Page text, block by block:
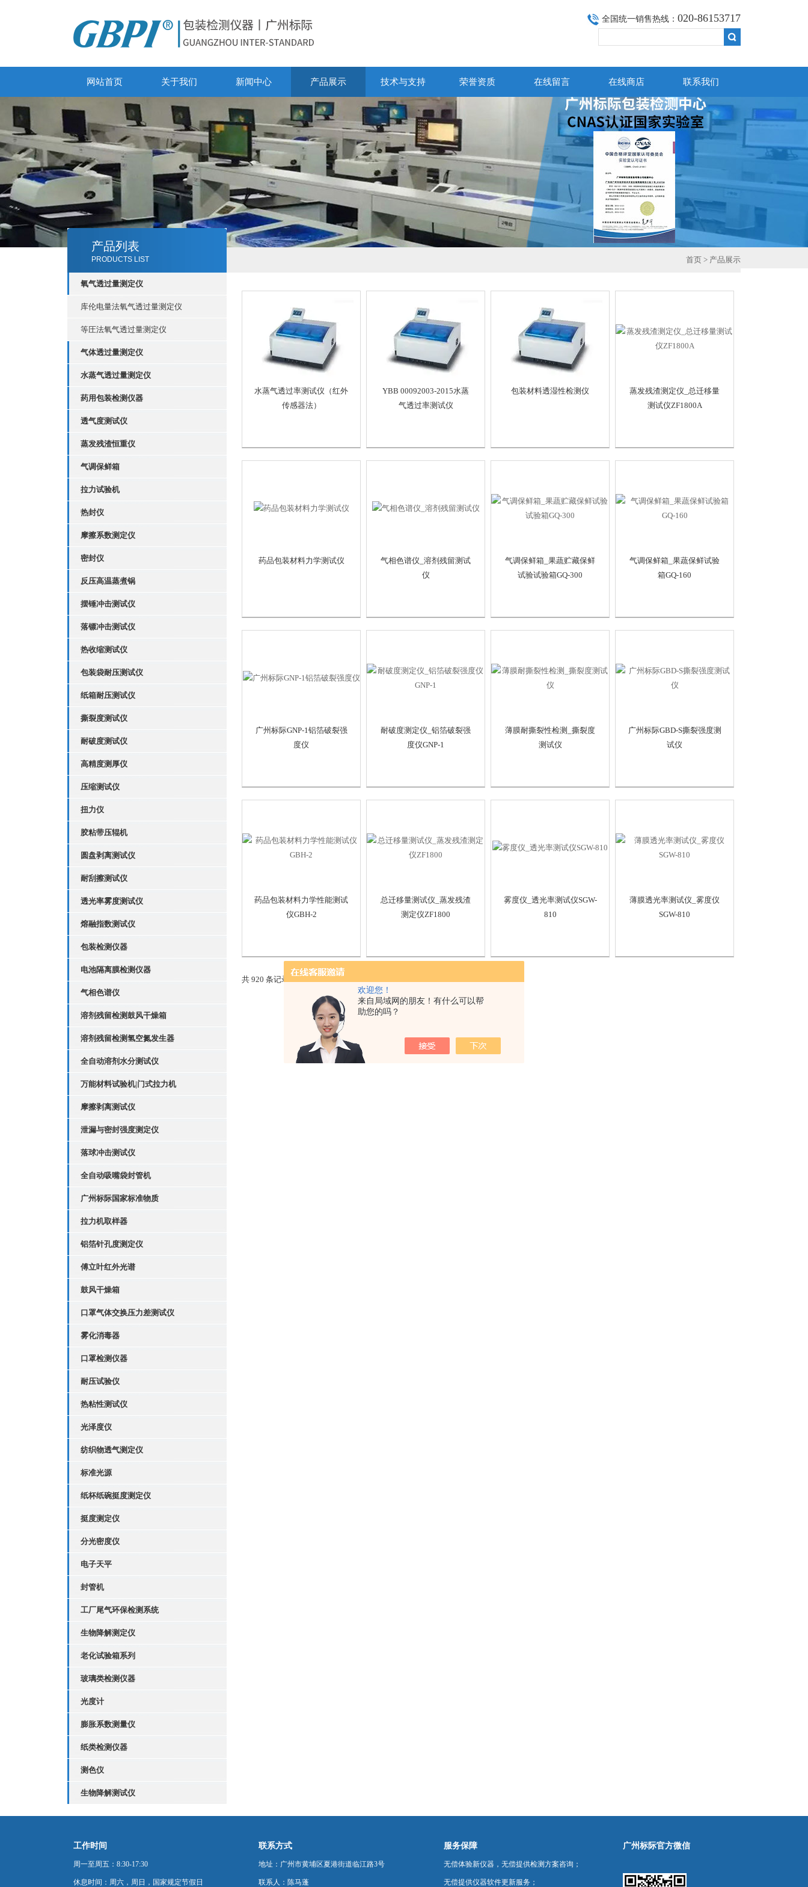
欢迎您！
来自局域网的朋友！有什么可以帮
助您的吗？
全国统一销售热线： 020-86153717
网站首页 关于我们 新闻中心 产品展示 技术与支持 荣誉资质 在线留言 在线商店 联系我们
产品列表
PRODUCTS LIST
氧气透过量测定仪
库伦电量法氧气透过量测定仪
等圧法氧气透过量测定仪
气体透过量测定仪
水蒸气透过量测定仪
药用包装检测仪器
透气度测试仪
蒸发残渣恒重仪
气调保鲜箱
拉力试验机
热封仪
摩擦系数测定仪
密封仪
反压高温蒸煮锅
摆锤冲击测试仪
落镖冲击测试仪
热收缩测试仪
包装袋耐压测试仪
纸箱耐压测试仪
撕裂度测试仪
耐破度测试仪
高精度测厚仪
压缩测试仪
扭力仪
胶粘带压辊机
圆盘剥离测试仪
耐刮擦测试仪
透光率雾度测试仪
熔融指数测试仪
包装检测仪器
电池隔离膜检测仪器
气相色谱仪
溶剂残留检测鼓风干燥箱
溶剂残留检测氢空氮发生器
全自动溶剂水分测试仪
万能材料试验机|门式拉力机
摩擦剥离测试仪
泄漏与密封强度测定仪
落球冲击测试仪
全自动吸嘴袋封管机
广州标际国家标准物质
拉力机取样器
铝箔针孔度测定仪
傅立叶红外光谱
鼓风干燥箱
口罩气体交换压力差测试仪
雾化消毒器
口罩检测仪器
耐压试验仪
热粘性测试仪
光泽度仪
纺织物透气测定仪
标准光源
纸杯纸碗挺度测定仪
挺度测定仪
分光密度仪
电子天平
封管机
工厂尾气环保检测系统
生物降解测定仪
老化试验箱系列
玻璃类检测仪器
光度计
膨胀系数测量仪
纸类检测仪器
测色仪
生物降解测试仪
首页 > 产品展示
水蒸气透过率测试仪（红外
传感器法）
YBB 00092003-2015水蒸
气透过率测试仪
包装材料透湿性检测仪
蒸发残渣测定仪_总迁移量
测试仪ZF1800A
药品包装材料力学测试仪
气相色谱仪_溶剂残留测试
仪
气调保鲜箱_果蔬贮藏保鲜
试验试验箱GQ-300
气调保鲜箱_果蔬保鲜试验
箱GQ-160
广州标际GNP-1铝箔破裂强
度仪
耐破度测定仪_铝箔破裂强
度仪GNP-1
薄膜耐撕裂性检测_撕裂度
测试仪
广州标际GBD-S撕裂强度测
试仪
药品包装材料力学性能测试
仪GBH-2
总迁移量测试仪_蒸发残渣
测定仪ZF1800
雾度仪_透光率测试仪SGW-
810
薄膜透光率测试仪_雾度仪
SGW-810
共 920 条记录，当前 46 / 58 页
工作时间
周一至周五：8:30-17:30
休息时间：周六，周日，国家规定节假日
联系方式
地址：广州市黄埔区夏港街道临江路3号
联系人：陈马蓬
服务保障
无偿体验新仪器，无偿提供检测方案咨询；
无偿提供仪器软件更新服务；
广州标际官方微信